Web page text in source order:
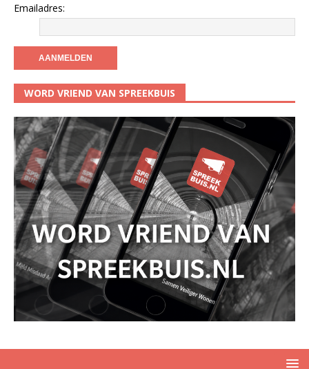
Emailadres:
WORD VRIEND VAN SPREEKBUIS